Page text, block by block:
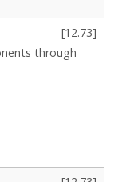
[12.73]
through